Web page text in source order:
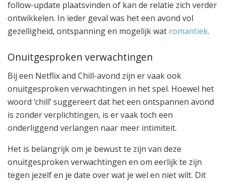
follow-update plaatsvinden of kan de relatie zich verder
ontwikkelen. In ieder geval was het een avond vol
gezelligheid, ontspanning en mogelijk wat romantiek.
Onuitgesproken verwachtingen
Bij een Netflix and Chill-avond zijn er vaak ook
onuitgesproken verwachtingen in het spel. Hoewel het
woord ‘chill’ suggereert dat het een ontspannen avond
is zonder verplichtingen, is er vaak toch een
onderliggend verlangen naar meer intimiteit.
Het is belangrijk om je bewust te zijn van deze
onuitgesproken verwachtingen en om eerlijk te zijn
tegen jezelf en je date over wat je wel en niet wilt. Dit